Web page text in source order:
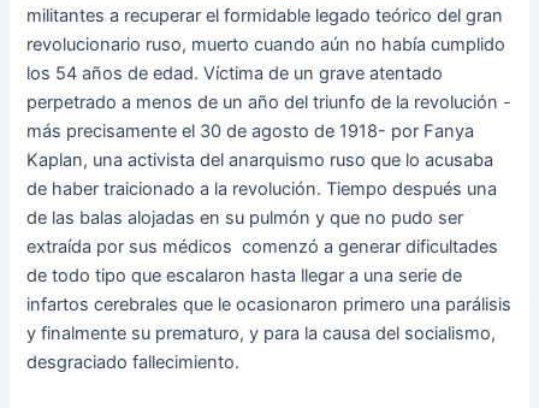
militantes a recuperar el formidable legado teórico del gran
revolucionario ruso, muerto cuando aún no había cumplido
los 54 años de edad. Víctima de un grave atentado
perpetrado a menos de un año del triunfo de la revolución -
más precisamente el 30 de agosto de 1918- por Fanya
Kaplan, una activista del anarquismo ruso que lo acusaba
de haber traicionado a la revolución. Tiempo después una
de las balas alojadas en su pulmón y que no pudo ser
extraída por sus médicos comenzó a generar dificultades
de todo tipo que escalaron hasta llegar a una serie de
infartos cerebrales que le ocasionaron primero una parálisis
y finalmente su prematuro, y para la causa del socialismo,
desgraciado fallecimiento.